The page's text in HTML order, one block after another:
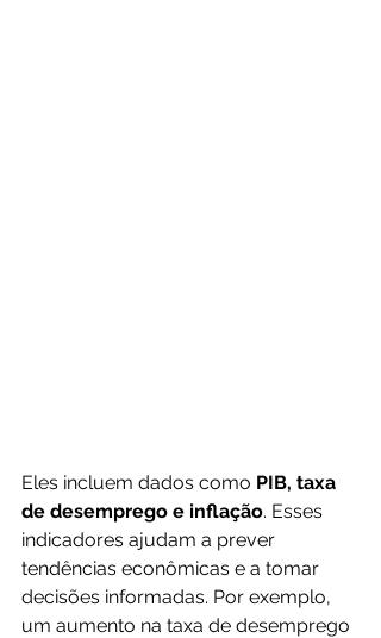
Eles incluem dados como PIB, taxa
de desemprego e inflação. Esses
indicadores ajudam a prever
tendências econômicas e a tomar
decisões informadas. Por exemplo,
um aumento na taxa de desemprego